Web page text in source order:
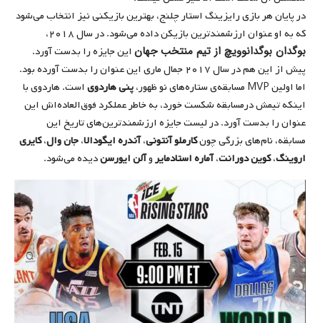
در پایان هر بازی رایزینگ استار چلنج، بهترین بازیکنی نیز انتخاب می‌شود
که به او عنوان ارزشمندترین بازیکن داده می‌شود. در سال ۲۰۱۸،‌
بوگدان بوگدانوویچ از تیم منتخب جهان این جایزه را بدست آورد.
پیش از این هم در سال ۲۰۱۷ جمال ماری این عنوان را بدست آورده بود.
اما اولین MVP مسابقه‌ی ستاره‌های نو ظهور،‌
پنی هاردوی است. هاردوی با
اینکه تیمش درمسابقه شکست خورد، به خاطر عملکرد فوق‌العاده‌اش این
عنوان را بدست آورد. در لیست جایزه ارزشمندترین‌های تاریخ این
مسابقه، نام‌های بزرگی چونکارملو آنتونی،آندره ایگودالا،جان وال،کایری
اروینگ،کوین دورانت،آماره استادمایروآلن ایورسندیده می‌شود.